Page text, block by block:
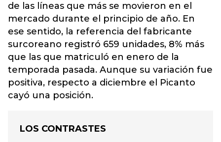
de las líneas que más se movieron en el
mercado durante el principio de año. En
ese sentido, la referencia del fabricante
surcoreano registró 659 unidades, 8% más
que las que matriculó en enero de la
temporada pasada. Aunque su variación fue
positiva, respecto a diciembre el Picanto
cayó una posición.
LOS CONTRASTES